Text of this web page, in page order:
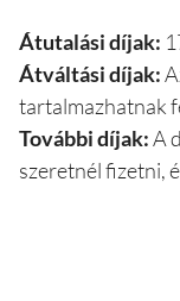
Átutalási díjak:
Átváltási díjak:
tartalmazhatnak
További díjak:A
szeretnél fizetni,